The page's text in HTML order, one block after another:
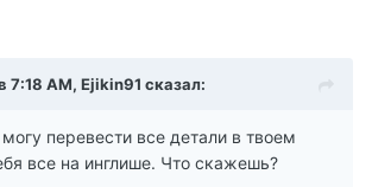
7:18 AM, Ejikin91 сказал:
перевести все детали в твоем
все на инглише. Что скажешь?